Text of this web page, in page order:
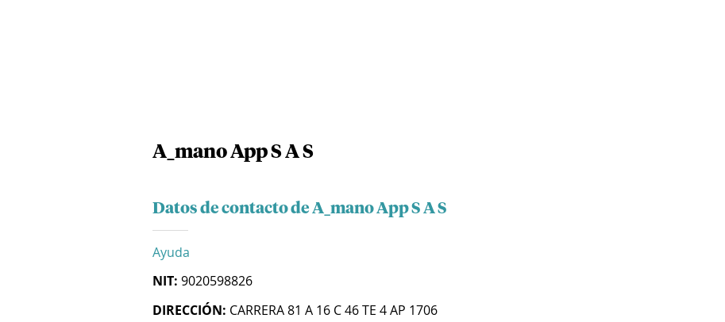
A_mano App S A S
Datos de contacto de A_mano App S A S
Ayuda
NIT: 9020598826
DIRECCIÓN: CARRERA 81 A 16 C 46 TE 4 AP 1706